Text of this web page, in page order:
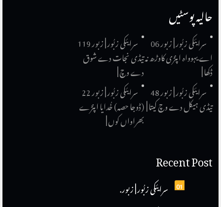
حالیہ پوسٹیں
سرایئکی زبُور | زبور 119
تیڈی نجات دے شوق
دے وچ |
سرایئکی زبُور | زبور 06
اے یہوواہ اپنڑی کاوڑھ نہ
ڈکھا |
سرایئکی زبُور | زبور 22
(ڈوجا حصہ) خُدایا اپنڑے
بھراواں کوں |
سرایئکی زبُور | زبور 48
تیڈی ہیکل دے وچ کیتا |
Recent Post
01 سرایئکی زبُور | زبور.